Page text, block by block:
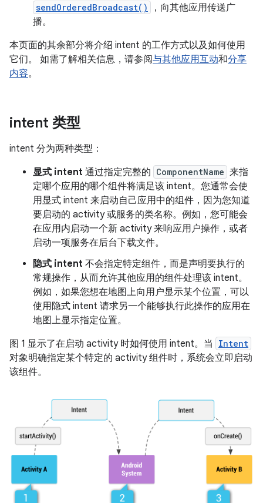
sendOrderedBroadcast()
，向其他应用传送广
播。
本页面的其余部分将介绍 intent 的工作方式以及如何使用
它们。 如需了解相关信息，请参阅与其他应用互动和分享
内容。
intent 类型
intent 分为两种类型：
显式 intent 通过指定完整的 ComponentName 来指
定哪个应用的哪个组件将满足该 intent。您通常会使
用显式 intent 来启动自己应用中的组件，因为您知道
要启动的 activity 或服务的类名称。例如，您可能会
在应用内启动一个新 activity 来响应用户操作，或者
启动一项服务在后台下载文件。
隐式 intent 不会指定特定组件，而是声明要执行的
常规操作，从而允许其他应用的组件处理该 intent。
例如，如果您想在地图上向用户显示某个位置，可以
使用隐式 intent 请求另一个能够执行此操作的应用在
地图上显示指定位置。
图 1 显示了在启动 activity 时如何使用 intent。当
Intent
对象明确指定某个特定的 activity 组件时，系统会立即启动
该组件。